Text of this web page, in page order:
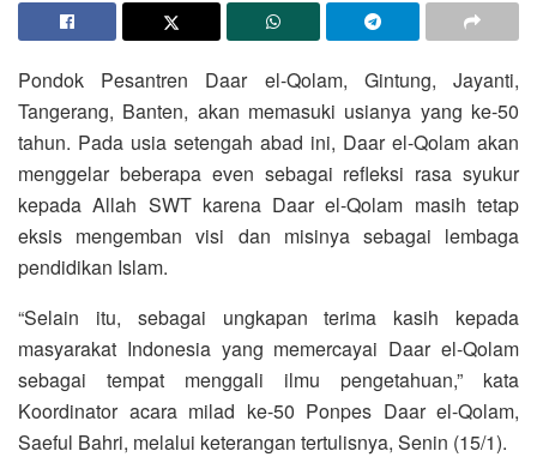
Pondok Pesantren Daar el-Qolam, Gintung, Jayanti,
Tangerang, Banten, akan memasuki usianya yang ke-50
tahun. Pada usia setengah abad ini, Daar el-Qolam akan
menggelar beberapa even sebagai refleksi rasa syukur
kepada Allah SWT karena Daar el-Qolam masih tetap
eksis mengemban visi dan misinya sebagai lembaga
pendidikan Islam.
“Selain itu, sebagai ungkapan terima kasih kepada
masyarakat Indonesia yang memercayai Daar el-Qolam
sebagai tempat menggali ilmu pengetahuan,” kata
Koordinator acara milad ke-50 Ponpes Daar el-Qolam,
Saeful Bahri, melalui keterangan tertulisnya, Senin (15/1).